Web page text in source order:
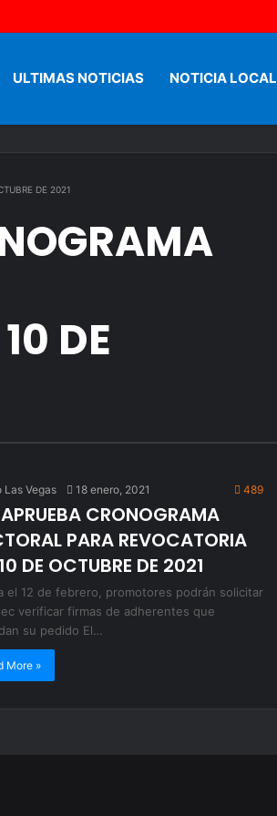
ULTIMAS NOTICIAS NOTICIA LOCAL
DE 2021
DE
Las Vegas 18 enero, 2021 489
CRONOGRAMA
PARA REVOCATORIA
DE OCTUBRE DE 2021
el 12 de febrero, promotores podrán solicitar
verificar firmas de adherentes que
su pedido El…
More »